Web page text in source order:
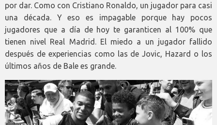
por dar. Como con Cristiano Ronaldo, un jugador para casi
una década. Y eso es impagable porque hay pocos
jugadores que a día de hoy te garanticen al 100% que
tienen nivel Real Madrid. El miedo a un jugador fallido
después de experiencias como las de Jovic, Hazard o los
últimos años de Bale es grande.